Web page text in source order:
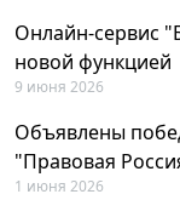
Онлайн-сервис
новой функцией
9 июня 2026
Объявлены
"Правовая
1 июня 2026